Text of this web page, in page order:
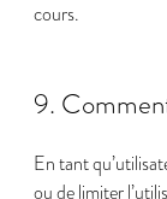
cours.
9.
En tant
ou de limiter